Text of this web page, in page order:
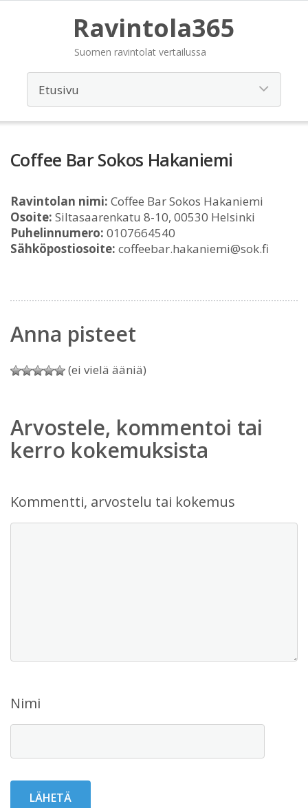
Ravintola365
Suomen ravintolat vertailussa
Coffee Bar Sokos Hakaniemi
Ravintolan nimi: Coffee Bar Sokos Hakaniemi
Osoite: Siltasaarenkatu 8-10, 00530 Helsinki
Puhelinnumero: 0107664540
Sähköpostiosoite: coffeebar.hakaniemi@sok.fi
Anna pisteet
(ei vielä ääniä)
Arvostele, kommentoi tai
kerro kokemuksista
Kommentti, arvostelu tai kokemus
Nimi